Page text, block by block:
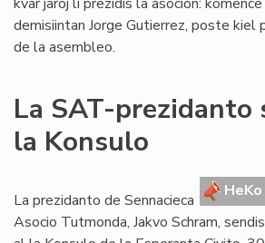
demisiintan Jorge Gutierrez, poste
de la asembleo.
La SAT-prezidanto
la Konsulo
La prezidanto de Sennacieca
Asocio Tutmonda, Jakvo Schram,